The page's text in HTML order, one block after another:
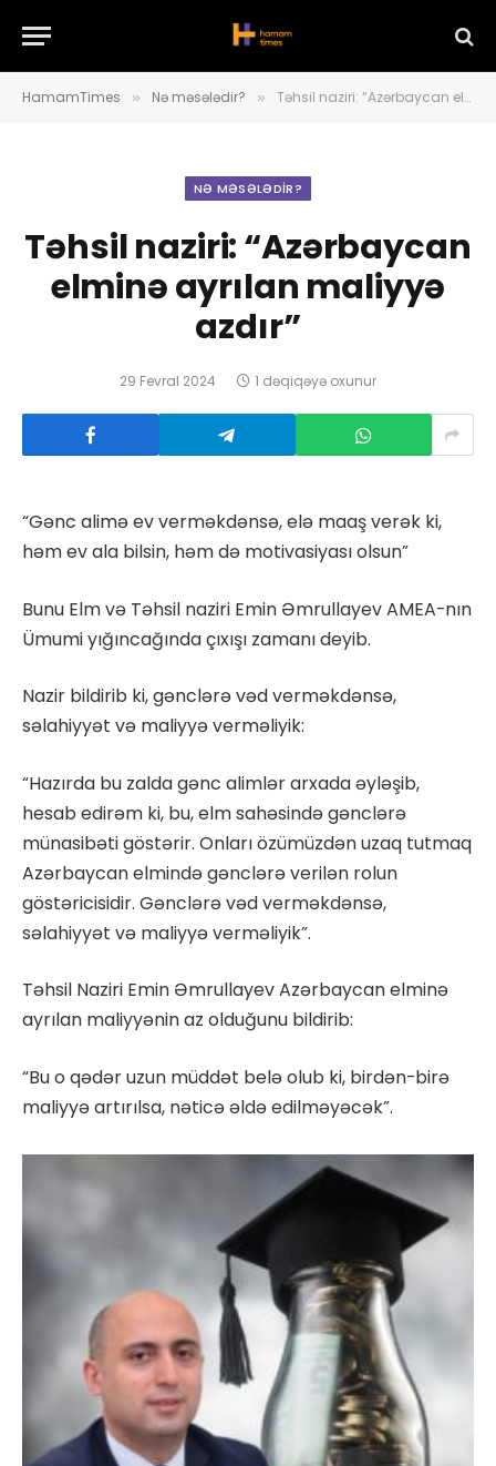
HamamTimes » Nə məsələdir? » Təhsil naziri: “Azərbaycan elminə ayrılan maliyyə azdır”
NƏ MƏSƏLƏDIR?
Təhsil naziri: “Azərbaycan
elminə ayrılan maliyyə
azdır”
29 Fevral 2024 1 dəqiqəyə oxunur
“Gənc alimə ev verməkdənsə, elə maaş verək ki,
həm ev ala bilsin, həm də motivasiyası olsun”
Bunu Elm və Təhsil naziri Emin Əmrullayev AMEA-nın
Ümumi yığıncağında çıxışı zamanı deyib.
Nazir bildirib ki, gənclərə vəd verməkdənsə,
səlahiyyət və maliyyə verməliyik:
“Hazırda bu zalda gənc alimlər arxada əyləşib,
hesab edirəm ki, bu, elm sahəsində gənclərə
münasibəti göstərir. Onları özümüzdən uzaq tutmaq
Azərbaycan elmində gənclərə verilən rolun
göstəricisidir. Gənclərə vəd verməkdənsə,
səlahiyyət və maliyyə verməliyik”.
Təhsil Naziri Emin Əmrullayev Azərbaycan elminə
ayrılan maliyyənin az olduğunu bildirib:
“Bu o qədər uzun müddət belə olub ki, birdən-birə
maliyyə artırılsa, nəticə əldə edilməyəcək”.